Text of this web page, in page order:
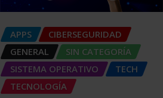
APPS
CIBERSEGURIDAD
GENERAL
SIN CATEGORÍA
SISTEMA OPERATIVO
TECH
TECNOLOGÍA